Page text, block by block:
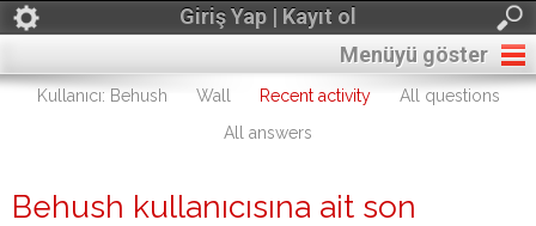
Giriş Yap | Kayıt ol
Menüyü göster
Kullanıcı: Behush Wall Recent activity
All questions
All answers
Behush kullanıcısına ait son